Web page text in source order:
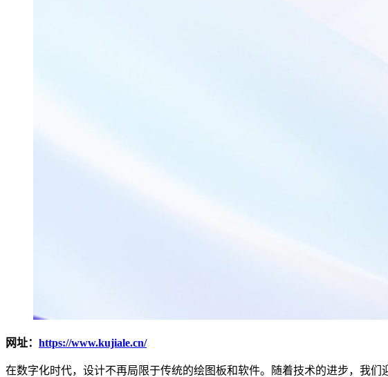
网址： https://www.kujiale.cn/
在数字化时代，设计不再局限于传统的绘图板和软件。随着技术的进步，我